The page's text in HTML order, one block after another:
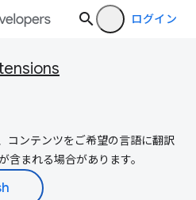
ログイン
コンテンツをご希望の言語に翻訳
含まれる場合があります。